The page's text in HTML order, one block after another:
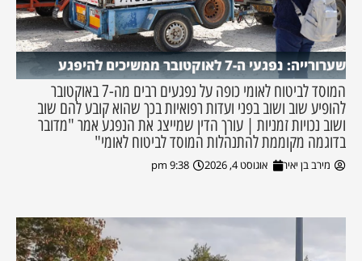
שערורייה: נפגעי ה-7 לאוקטובר ממשיכים להיפגע
המוסד לביטוח לאומי כופה על נפגעים רבים מה-7 באוקטובר
להופיע שוב ושוב בפני ועדות רפואיות בכך שהוא קובע להם שוב
ושוב נכויות זמניות | עורך הדין שמייצג את הנפגע אמר "מדובר
בדוגמה מקוממת להתנהלות המוסד לביטוח לאומי"
מירב בן יאיר אוגוסט 4, 2026 9:38 pm